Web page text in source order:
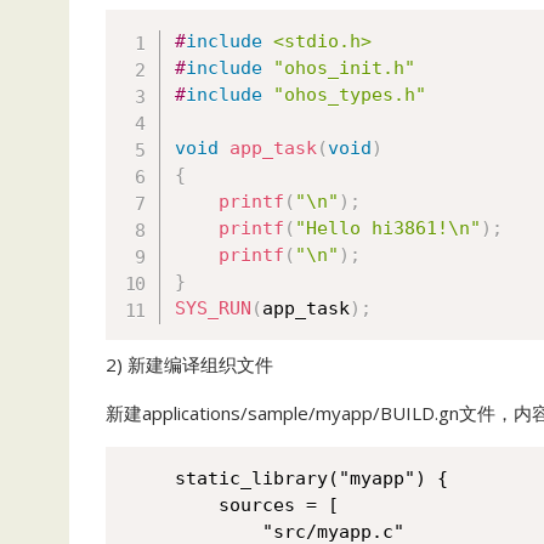
#include <stdio.h>
#include
"ohos_init.h"
#include "ohos_types.h"
void app_task(void )
{
printf ( "\n" ) ;
printf ( "Hello hi3861!\n" ) ;
printf ( "\n" ) ;
}
SYS_RUN ( app_task) ;
2) 新建编译组织文件
新建applications/sample/myapp/BUILD.gn文件，内
static_library("myapp") {
    sources = [
        "src/myapp.c"